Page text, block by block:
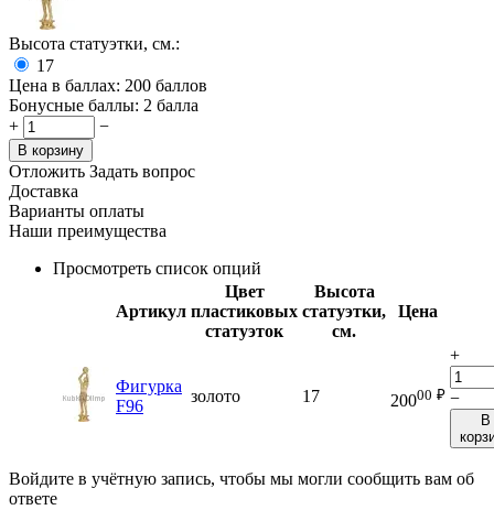
Высота статуэтки, см.:
17
Цена в баллах: 200 баллов
Бонусные баллы: 2 балла
+
−
В корзину
Отложить Задать вопрос
Доставка
Варианты оплаты
Наши преимущества
Просмотреть список опций
Артикул
Цвет
пластиковых
статуэток
Высота
статуэтки,
см.
Цена
Фигурка
F96
золото 17 20000 ₽
+
−
В
Войдите в учётную запись, чтобы мы могли сообщить вам об
ответе